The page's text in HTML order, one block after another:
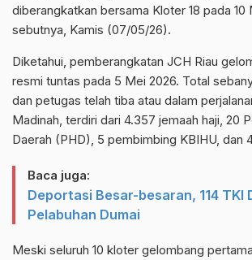
diberangkatkan bersama Kloter 18 pada 10
sebutnya, Kamis (07/05/26).
Diketahui, pemberangkatan JCH Riau
resmi tuntas pada 5 Mei 2026. Total
dan petugas telah tiba atau dalam
Madinah, terdiri dari 4.357 jemaah haji, 20
Daerah (PHD), 5 pembimbing KBIHU, dan
Baca juga:
Deportasi Besar-besaran, 114 TKI
Pelabuhan Dumai
Meski seluruh 10 kloter gelombang